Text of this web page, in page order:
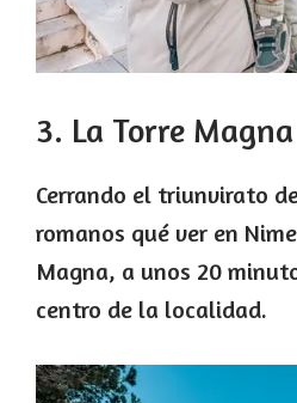
3. La Torre Magna
Cerrando el triunvirato
romanos qué ver en
Magna, a unos 20
centro de la localidad.